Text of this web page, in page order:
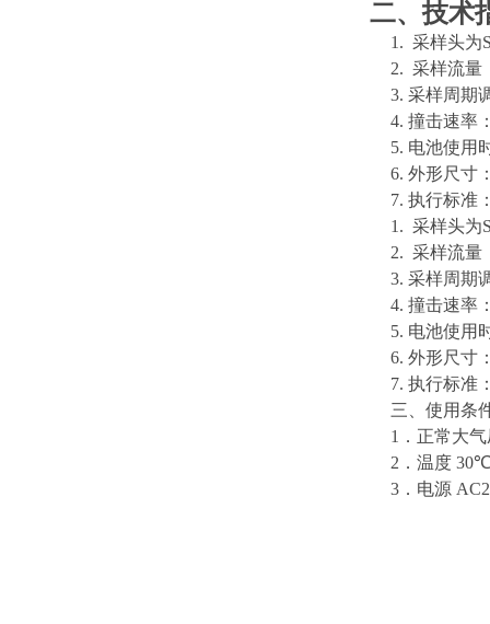
二、技术
1. 采样头为
2. 采样流量
3. 采样周期
4. 撞击速率
5. 电池使用
6. 外形尺寸
7. 执行标准
1. 采样头为
2. 采样流量
3. 采样周期
4. 撞击速率
5. 电池使用
6. 外形尺寸
7. 执行标准
三、使用条
1 ．正常大
2 ．温度
3 ．电源